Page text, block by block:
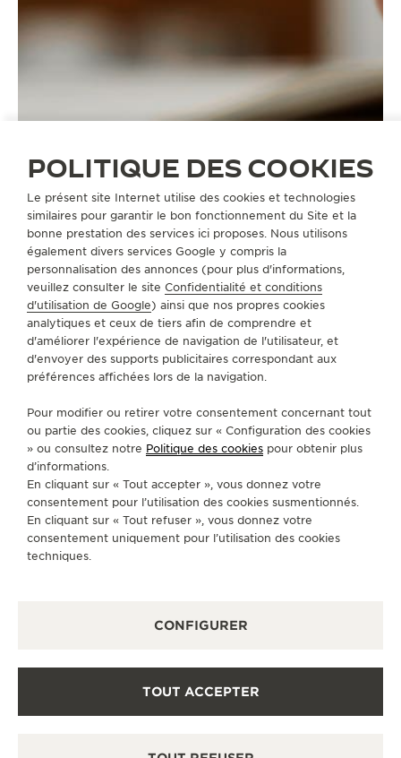
BRACELETSQC1364V2
ACCÉDER À LA PAGE INSTAGRAM DE
ACCÉDER À LA PAGE LINKEDIN DE
ALLER SUR LA PAGE JAEGER-
ACCÉDER À LA PAGE
ALLER SUR LA PAGE
ALLER SUR LA
S'INSCRIRE À LA NEWSLETTER
A PROPOS DE NOUS
SERVICES
CONTACT
CONDITIONS GÉNÉRALES D'UTILISATION
POLITIQUE DES COOKIES
Le présent site Internet utilise des cookies et technologies
similaires pour garantir le bon fonctionnement du Site et la
bonne prestation des services ici proposes. Nous utilisons
également divers services Google y compris la
personnalisation des annonces (pour plus d'informations,
veuillez consulter le site Confidentialité et conditions
d'utilisation de Google) ainsi que nos propres cookies
analytiques et ceux de tiers afin de comprendre et
d'améliorer l'expérience de navigation de l'utilisateur, et
d'envoyer des supports publicitaires correspondant aux
préférences affichées lors de la navigation.
Pour modifier ou retirer votre consentement concernant tout
ou partie des cookies, cliquez sur « Configuration des cookies
» ou consultez notre Politique des cookies pour obtenir plus
d’informations.
En cliquant sur « Tout accepter », vous donnez votre
consentement pour l’utilisation des cookies susmentionnés.
En cliquant sur « Tout refuser », vous donnez votre
consentement uniquement pour l’utilisation des cookies
techniques.
CONFIGURER
TOUT ACCEPTER